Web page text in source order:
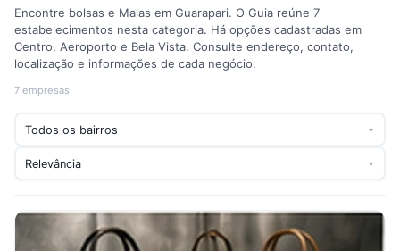
Encontre bolsas e Malas em Guarapari. O Guia reúne 7
estabelecimentos nesta categoria. Há opções cadastradas em
Centro, Aeroporto e Bela Vista. Consulte endereço, contato,
localização e informações de cada negócio.
7 empresas
▾
▾